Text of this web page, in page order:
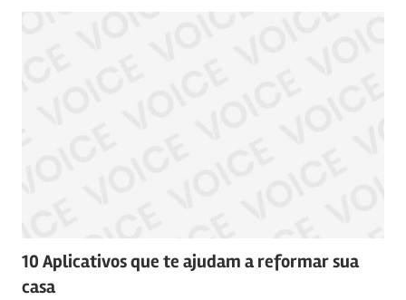
10 Aplicativos que te ajudam a reformar sua
casa